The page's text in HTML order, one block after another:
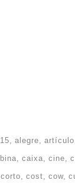
alegre
artículo
caixa cine
corto cost cow